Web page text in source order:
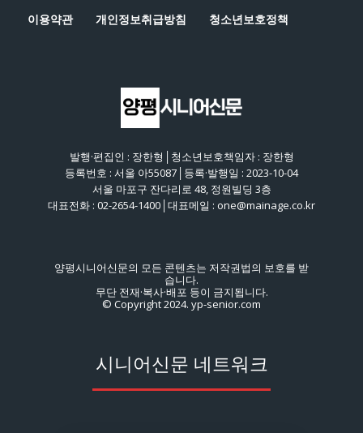
이용약관 개인정보취급방침 청소년보호정책
발행·편집인 : 장한형│청소년보호책임자 : 장한형
등록번호 : 서울 아55087│등록·발행일 : 2023-10-04
서울 마포구 잔다리로 48, 정원빌딩 3층
대표전화 : 02-2654-1400│대표메일 : one@mainage.co.kr
양평시니어신문의 모든 콘텐츠는 저작권법의 보호를 받
습니다.
무단 전재·복사·배포 등이 금지됩니다.
© Copyright 2024. yp-senior.com
시니어신문 네트워크